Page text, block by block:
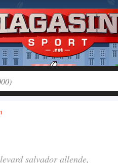
salvador allende,